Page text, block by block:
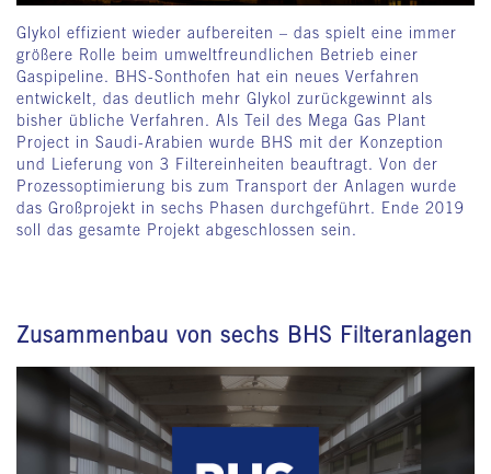
Glykol effizient wieder aufbereiten – das spielt eine immer
größere Rolle beim umweltfreundlichen Betrieb einer
Gaspipeline. BHS-Sonthofen hat ein neues Verfahren
entwickelt, das deutlich mehr Glykol zurückgewinnt als
bisher übliche Verfahren. Als Teil des Mega Gas Plant
Project in Saudi-Arabien wurde BHS mit der Konzeption
und Lieferung von 3 Filtereinheiten beauftragt. Von der
Prozessoptimierung bis zum Transport der Anlagen wurde
das Großprojekt in sechs Phasen durchgeführt. Ende 2019
soll das gesamte Projekt abgeschlossen sein.
Zusammenbau von sechs BHS Filteranlagen